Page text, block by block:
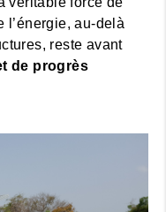
l’énergie, au-delà
reste avant
de progrès